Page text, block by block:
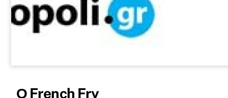
Ο French Fry